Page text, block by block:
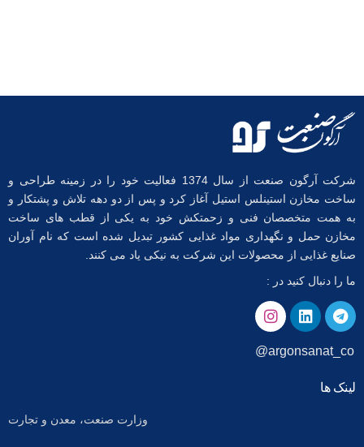
شرکت آرگون صنعت از سال 1374 فعالیت خود را در زمینه طراحی و
ساخت مخازن استینلس استیل آغاز کرد و پس از دو دهه تلاش و پشتکار و
به همت متخصصان فنی و زحمتکش خود به یکی از قطب های ساخت
مخازن حمل و نگهداری مواد غذایی کشور تبدیل شده است که نام آوران
صنایع غذایی از محصولات این شرکت به نیکی یاد می کنند.
ما را دنبال کنید در :
argonsanat_co@
لینک ها
وزارت صنعت، معدن و تجارت